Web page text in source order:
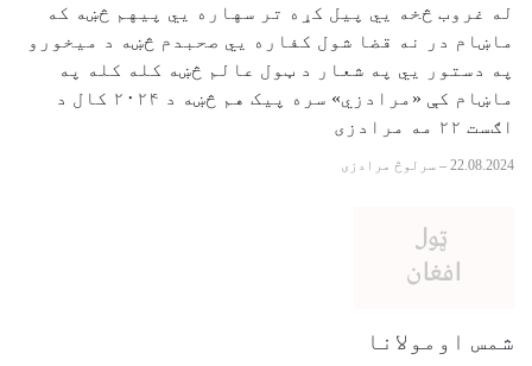
له غروب څخه يي پیل کړه تر سهاره يي پیهم څښه که
ماښام در نه قضا شول کفاره يي صحبدم څښه د میخورو
په دستور يي په شعار د ټول عالم څښه کله کله په
ماښام کې «مرادزي» سره پیک هم څښه د ۲۰۲۴ کال د
اګست ۲۲ مه مرادزی
22.08.2024
– سرلوڅ مرادزی
شمس اومولانا